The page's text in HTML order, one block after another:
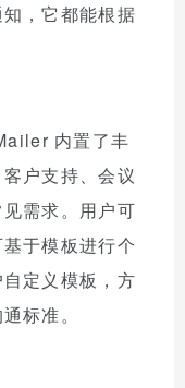
，它都能根据
内置了丰
户支持、会议
需求。用户可
于模板进行个
定义模板，方
标准。